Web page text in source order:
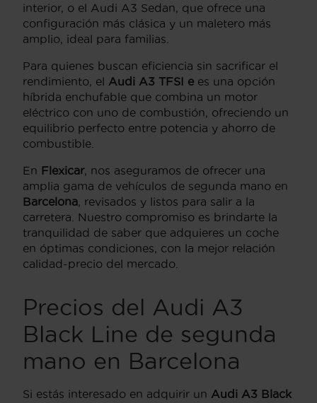
interior, o el Audi A3 Sedan, que ofrece una
configuración más clásica y un maletero más
amplio, ideal para familias.
Para quienes buscan eficiencia sin sacrificar el
rendimiento, el Audi A3 TFSI e es una opción
híbrida enchufable que combina un motor
eléctrico con uno de combustión, ofreciendo un
equilibrio perfecto entre potencia y ahorro de
combustible.
En Flexicar, nos aseguramos de ofrecer una
amplia gama de vehículos de segunda mano en
Barcelona , revisados y listos para salir a la
carretera. Nuestro compromiso es brindarte la
tranquilidad de saber que adquieres un coche
en óptimas condiciones, con la mejor relación
calidad-precio del mercado.
Precios del Audi A3
Black Line de segunda
mano en Barcelona
Si estás interesado en adquirir un Audi A3 Black